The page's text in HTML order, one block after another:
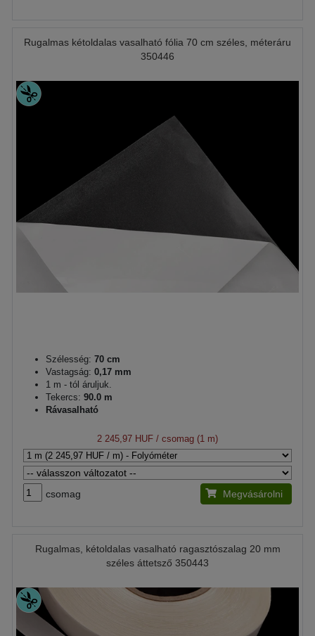
Rugalmas kétoldalas vasalható fólia 70 cm széles, méteráru
350446
Szélesség: 70 cm
Vastagság: 0,17 mm
1 m - tól áruljuk.
Tekercs: 90.0 m
Rávasalható
2 245,97 HUF / csomag (1 m)
csomag Megvásárolni
Rugalmas, kétoldalas vasalható ragasztószalag 20 mm
széles áttetsző 350443